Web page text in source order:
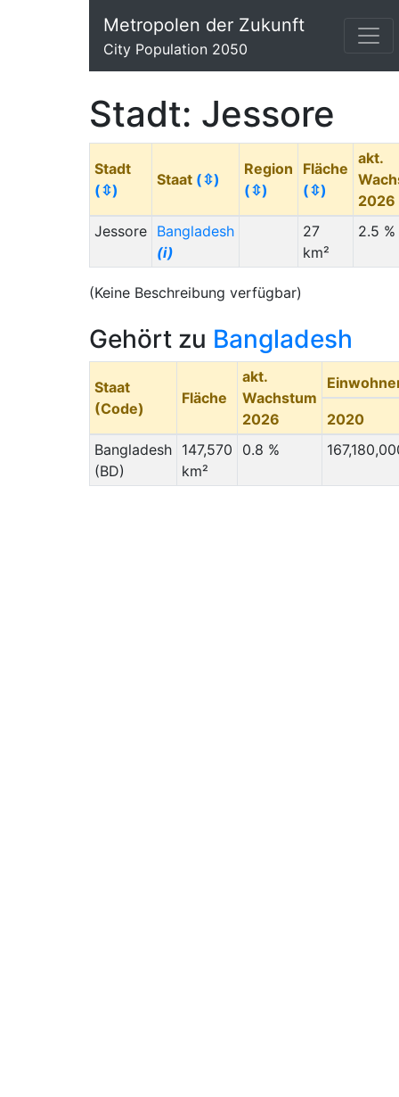
Metropolen der Zukunft
City Population 2050
Stadt: Jessore
Stadt
(⇳)
Staat (⇳)
Region
(⇳)
Fläche
(⇳)
akt.
2026
Jessore
Bangladesh
(i)
27
km²
2.5 %
(Keine Beschreibung verfügbar)
Gehört zu Bangladesh
Staat
(Code)
Fläche
akt.
Wachstum
2026
2020
Bangladesh
(BD)
147,570
km²
0.8 %